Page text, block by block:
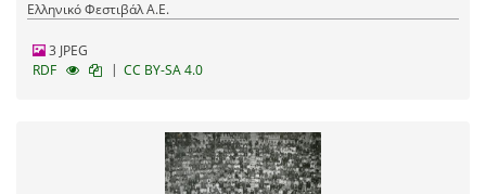
Ελληνικό Φεστιβάλ Α.Ε.
3 JPEG
RDF
| CC BY-SA 4.0